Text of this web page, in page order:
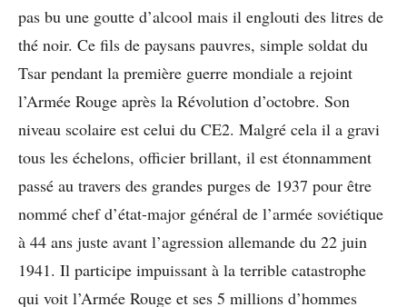
pas bu une goutte d’alcool mais il englouti des litres de
thé noir. Ce fils de paysans pauvres, simple soldat du
Tsar pendant la première guerre mondiale a rejoint
l’Armée Rouge après la Révolution d’octobre. Son
niveau scolaire est celui du CE2. Malgré cela il a gravi
tous les échelons, officier brillant, il est étonnamment
passé au travers des grandes purges de 1937 pour être
nommé chef d’état-major général de l’armée soviétique
à 44 ans juste avant l’agression allemande du 22 juin
1941. Il participe impuissant à la terrible catastrophe
qui voit l’Armée Rouge et ses 5 millions d’hommes